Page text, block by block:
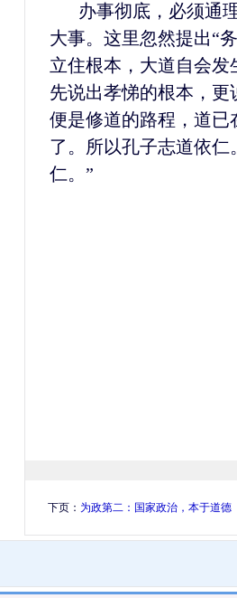
办事彻底，必须通
大事。这里忽然提出“
立住根本，大道自会
先说出孝悌的根本，
便是修道的路程，道
了。所以孔子志道依
仁。”
下页： 为政第二：国家政治，本于道德